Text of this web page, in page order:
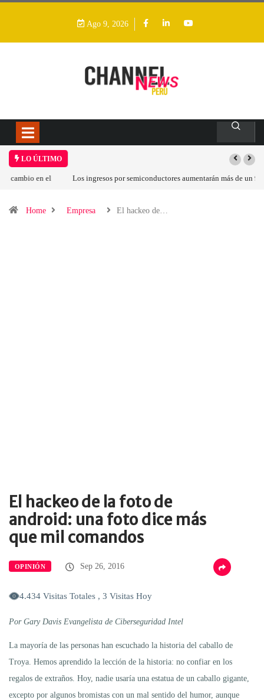
Ago 9, 2026
LO ÚLTIMO
Los ingresos por semiconductores aumentarán más de un 94 % en 2026
Home Empresa El hackeo de…
El hackeo de la foto de
android: una foto dice más
que mil comandos
OPINIÓN Sep 26, 2016
4.434 Visitas Totales , 3 Visitas Hoy
Por Gary Davis Evangelista de Ciberseguridad Intel
La mayoría de las personas han escuchado la historia del caballo de
Troya. Hemos aprendido la lección de la historia: no confiar en los
regalos de extraños. Hoy, nadie usaría una estatua de un caballo gigante,
excepto por algunos bromistas con un mal sentido del humor, aunque